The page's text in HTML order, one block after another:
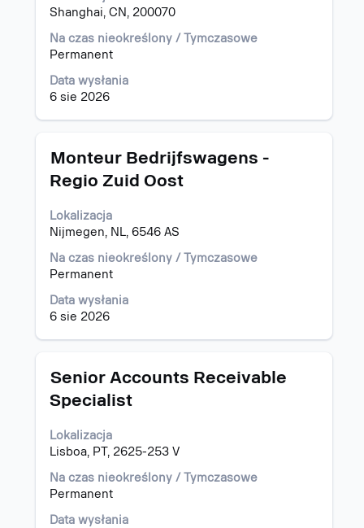
Wybierz,
oferty
Shanghai, CN, 200070
Na czas nieokreślony / Tymczasowe
Permanent
Data wysłania
6 sie 2026
wyświetlić
pełną
treść
oferty
pracy.
Tytuł
Monteur Bedrijfswagens -
Regio Zuid Oost
Lokalizacja
Nijmegen, NL, 6546 AS
Na czas nieokreślony / Tymczasowe
Permanent
Data wysłania
6 sie 2026
Zaznacz
pomocą
aby
wyświetlić
pełną
treść
oferty
pracy.
Tytuł
Senior Accounts Receivable
Specialist
Lokalizacja
Lisboa, PT, 2625-253 V
Na czas nieokreślony / Tymczasowe
Permanent
Data wysłania
Zaznacz
pomocą
aby
wyświetlić
pełną
treść
oferty